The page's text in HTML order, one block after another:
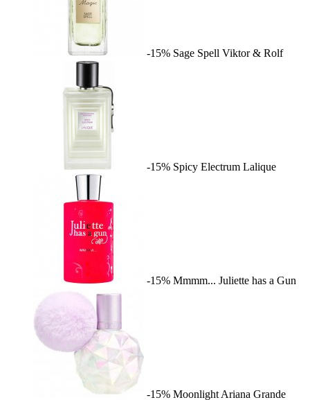
-15% Sage Spell Viktor & Rolf
-15% Spicy Electrum Lalique
-15% Mmmm... Juliette has a Gun
-15% Moonlight Ariana Grande